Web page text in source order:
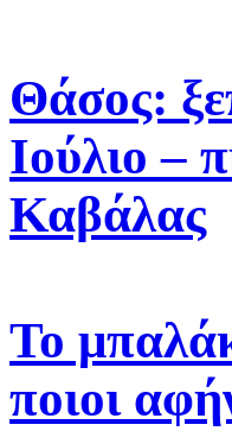
Θάσος:
Ιούλιο –
Καβάλας
Το
ποιοι